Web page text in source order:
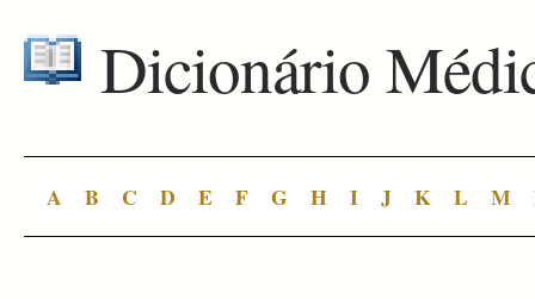
Dicionário
A B C D E F G H I J K L M